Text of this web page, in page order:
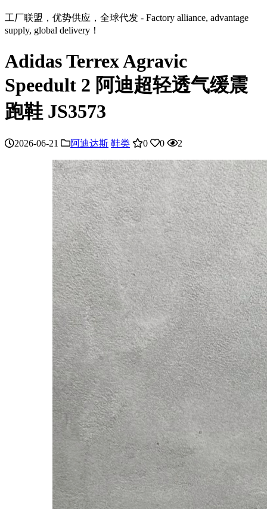
工厂联盟，优势供应，全球代发 - Factory alliance, advantage
supply, global delivery！
Adidas Terrex Agravic
Speedult 2 阿迪超轻透气缓震
跑鞋 JS3573
2026-06-21 阿迪达斯 鞋类 0 0 2